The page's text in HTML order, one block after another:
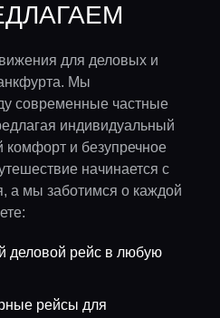
для деловых и
Мы
современные частные
индивидуальный
комфорт и безупречное
начинается с
а мы заботимся о каждой
деловой рейс в любую
рейсы для